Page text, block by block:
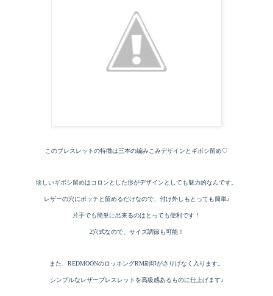
このブレスレットの特徴は三本の編みこみデザインとギボシ留め♡
珍しいギボシ留めはコロンとした形がデザインとしても魅力的なんです。
レザーの穴にポッチと留めるだけなので、付け外しもとっても簡単♪
片手でも簡単に出来るのはとっても便利です！
2穴式なので、サイズ調節も可能！
また、REDMOONのロッキングRM刻印がさりげなく入ります。
シンプルなレザーブレスレットを高級感あるものに仕上げます♪